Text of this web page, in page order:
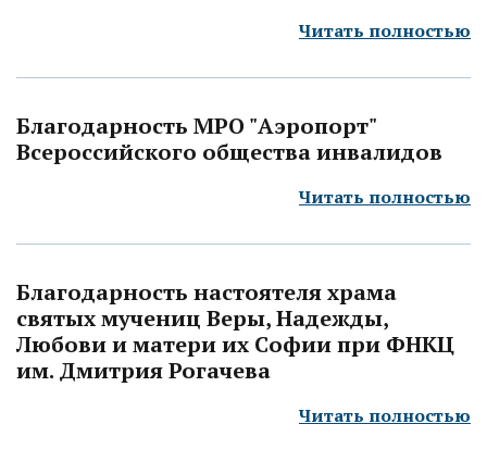
Читать полностью
Благодарность МРО "Аэропорт"
Всероссийского общества инвалидов
Читать полностью
Благодарность настоятеля храма
святых мучениц Веры, Надежды,
Любови и матери их Софии при ФНКЦ
им. Дмитрия Рогачева
Читать полностью